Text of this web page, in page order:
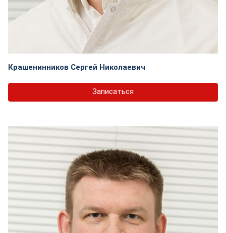
Крашенинников Сергей Николаевич
Записаться